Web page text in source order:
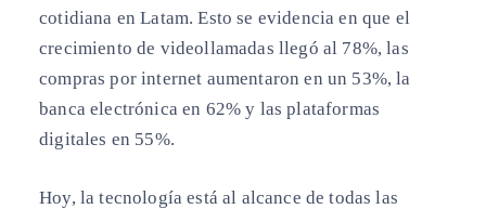
cotidiana en Latam. Esto se evidencia en que el
crecimiento de videollamadas llegó al 78%, las
compras por internet aumentaron en un 53%, la
banca electrónica en 62% y las plataformas
digitales en 55%.
Hoy, la tecnología está al alcance de todas las